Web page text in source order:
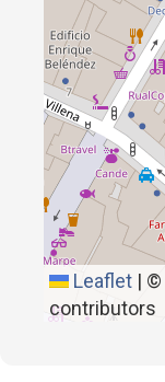
Leaflet | ©
contributors